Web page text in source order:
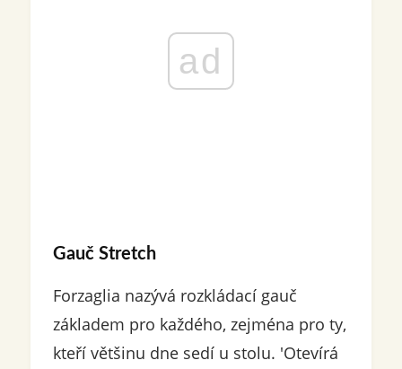
ad
Gauč Stretch
Forzaglia nazývá rozkládací gauč
základem pro každého, zejména pro ty,
kteří většinu dne sedí u stolu. 'Otevírá